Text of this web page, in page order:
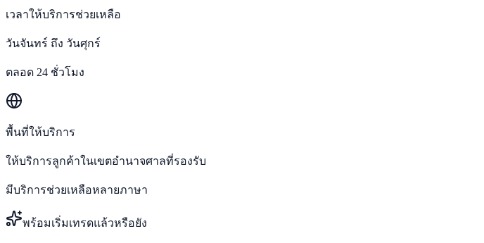
เวลาให้บริการช่วยเหลือ
วันจันทร์ ถึง วันศุกร์
ตลอด 24 ชั่วโมง
พื้นที่ให้บริการ
ให้บริการลูกค้าในเขตอำนาจศาลที่รองรับ
มีบริการช่วยเหลือหลายภาษา
พร้อมเริ่มเทรดแล้วหรือยัง